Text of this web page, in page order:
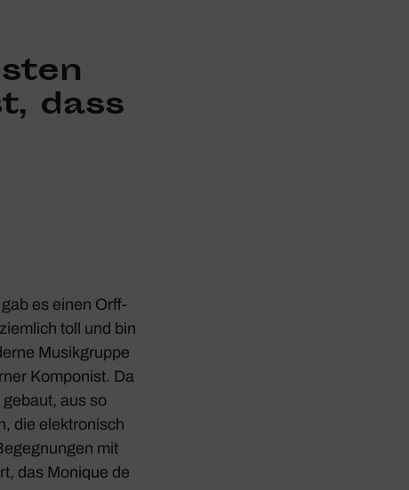
dass
es einen Orff-
toll und bin
Musik­gruppe
Kompo­nist. Da
aus so
die elek­tro­nisch
mit
das Monique de